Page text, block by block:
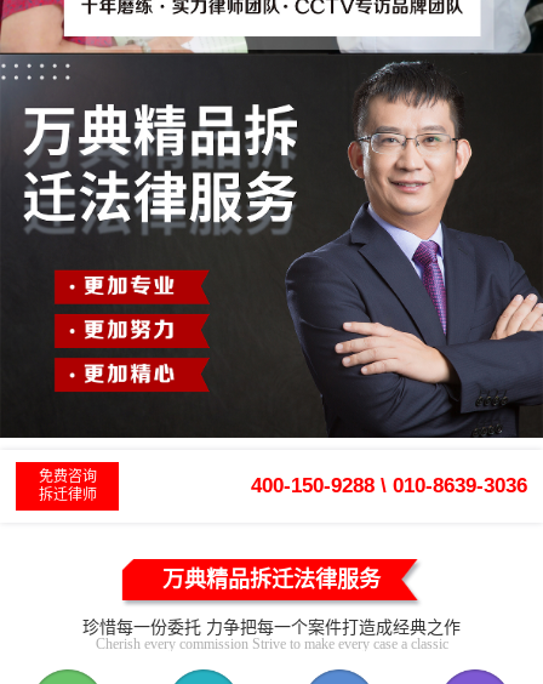
免费咨询
拆迁律师
400-150-9288 \ 010-8639-3036
万典精品拆迁法律服务
珍惜每一份委托 力争把每一个案件打造成经典之作
Cherish every commission Strive to make every case a classic